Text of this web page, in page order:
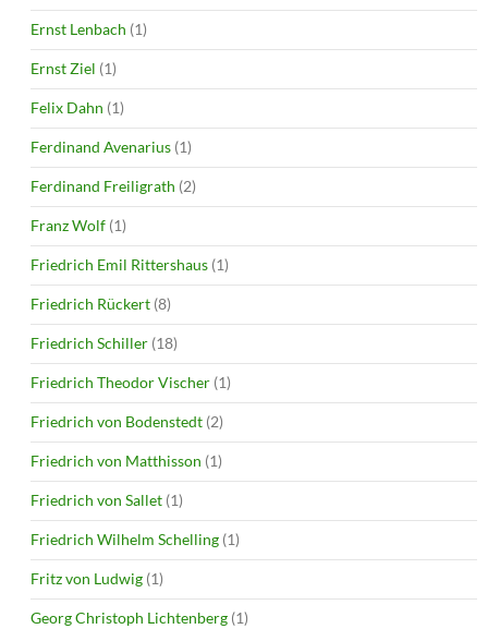
Ernst Lenbach (1)
Ernst Ziel (1)
Felix Dahn (1)
Ferdinand Avenarius (1)
Ferdinand Freiligrath (2)
Franz Wolf (1)
Friedrich Emil Rittershaus (1)
Friedrich Rückert (8)
Friedrich Schiller (18)
Friedrich Theodor Vischer (1)
Friedrich von Bodenstedt (2)
Friedrich von Matthisson (1)
Friedrich von Sallet (1)
Friedrich Wilhelm Schelling (1)
Fritz von Ludwig (1)
Georg Christoph Lichtenberg (1)